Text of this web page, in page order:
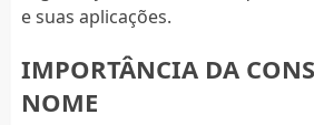
e suas aplicações.
IMPORTÂNCIA DA
NOME